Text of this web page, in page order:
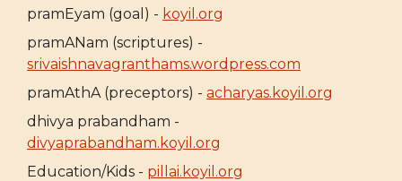
pramEyam (goal) - koyil.org
pramANam (scriptures) -
srivaishnavagranthams.wordpress.com
pramAthA (preceptors) - acharyas.koyil.org
dhivya prabandham -
divyaprabandham.koyil.org
Education/Kids - pillai.koyil.org